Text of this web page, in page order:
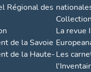
Régional des
de la Savoie
de la Haute-
La revue
Les